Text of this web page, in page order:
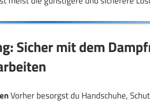
Sicher mit dem
Vorher besorgst du Handschuhe,